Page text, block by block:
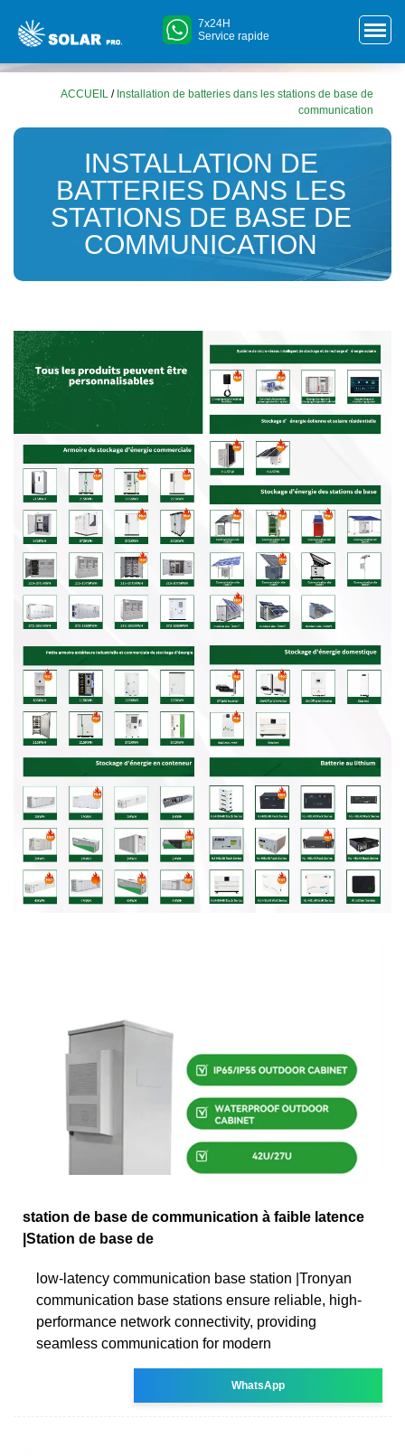
7x24H
Service rapide
ACCUEIL / Installation de batteries dans les stations de base de
communication
INSTALLATION DE
BATTERIES DANS LES
STATIONS DE BASE DE
COMMUNICATION
station de base de communication à faible latence
|Station de base de
low-latency communication base station |Tronyan
communication base stations ensure reliable, high-
performance network connectivity, providing
seamless communication for modern
WhatsApp